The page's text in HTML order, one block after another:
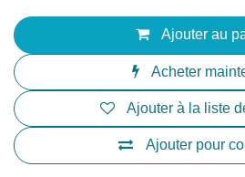
Ajouter au
Acheter
Ajouter pour
Ajouter à la liste